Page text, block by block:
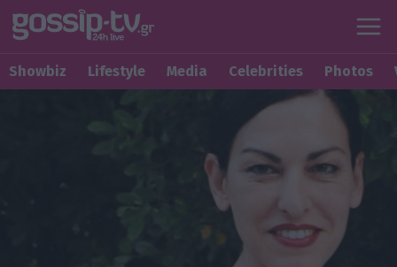
Showbiz Lifestyle Media Celebrities Photos